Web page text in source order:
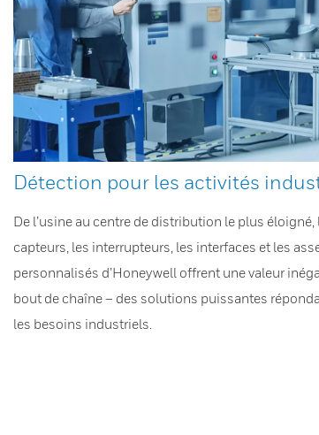
Détection pour les activités
De l’usine au centre de distribution le plus éloigné,
capteurs, les interrupteurs, les interfaces et les
personnalisés d’Honeywell offrent une valeur
bout de chaîne – des solutions puissantes
les besoins industriels.